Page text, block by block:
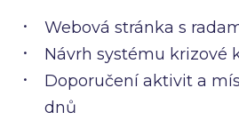
Webová stránka s
Návrh systému krizové
Doporučení aktivit a
dnů